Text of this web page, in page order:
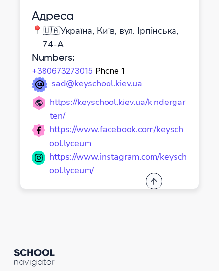
Адреса
🇺🇦Україна, Київ, вул. Ірпінська,
74-А
Numbers:
+380673273015 Phone 1
sad@keyschool.kiev.ua
https://keyschool.kiev.ua/kindergar
ten/
https://www.facebook.com/keysch
ool.lyceum
https://www.instagram.com/keysch
ool.lyceum/